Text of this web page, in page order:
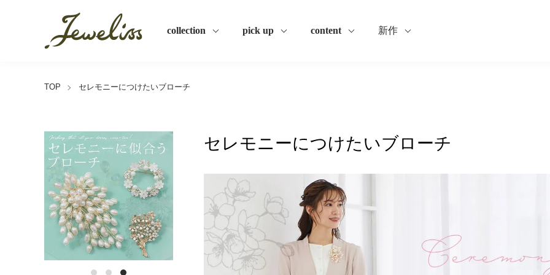
collection pick up content 新作
TOP セレモニーにつけたいブローチ
セレモニーにつけたいブローチ